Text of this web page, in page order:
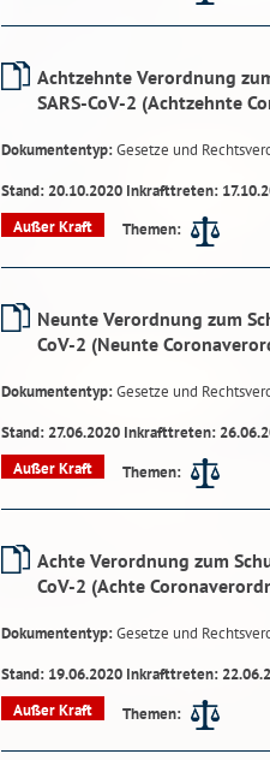
Achtzehnte Verordnung
SARS-CoV-2 (Achtzehnte
Dokumententyp:Gesetze und
Stand: 20.10.2020 Inkrafttreten:
Außer Kraft
Themen:
Neunte Verordnung zum
CoV-2 (Neunte
Dokumententyp:Gesetze und
Stand: 27.06.2020 Inkrafttreten:
Außer Kraft
Themen:
Achte Verordnung zum
CoV-2 (Achte
Dokumententyp:Gesetze und
Stand: 19.06.2020 Inkrafttreten:
Außer Kraft
Themen: